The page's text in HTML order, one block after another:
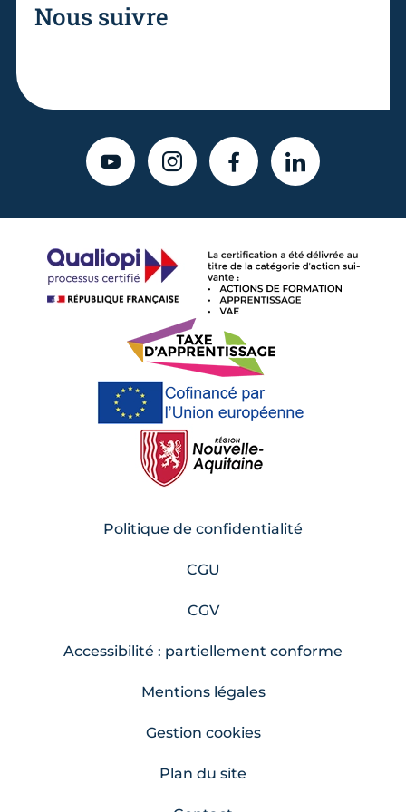
Nous suivre
YOUTUBEINSTAGRAMFACEBOOKLINKEDIN
Politique de confidentialité
CGU
CGV
Accessibilité : partiellement conforme
Mentions légales
Gestion cookies
Plan du site